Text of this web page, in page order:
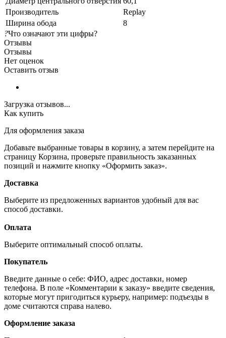
Производитель
Replay
Ширина обода
8
?Что означают эти цифры?
Отзывы
Отзывы
Нет оценок
Оставить отзыв
Загрузка отзывов...
Как купить
Для оформления заказа
Добавьте выбранные товары в корзину, а затем перейдите на
страницу Корзина, проверьте правильность заказанных
позиций и нажмите кнопку «Оформить заказ».
Доставка
Выберите из предложенных вариантов удобный для вас
способ доставки.
Оплата
Выберите оптимальный способ оплаты.
Покупатель
Введите данные о себе: ФИО, адрес доставки, номер
телефона. В поле «Комментарии к заказу» введите сведения,
которые могут пригодиться курьеру, например: подъезды в
доме считаются справа налево.
Оформление заказа